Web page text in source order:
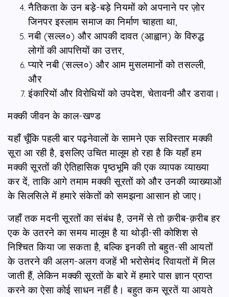
नैतिकता के उन बड़े-बड़े नियमों को अपनाने पर ज़ोर
जिनपर इस्लाम समाज का निर्माण चाहता था,
नबी (सल्ल०) और आपकी दावत (आह्वान) के विरुद्ध
लोगों की आपत्तियों का उत्तर,
प्यारे नबी (सल्ल०) और आम मुसलमानों को तसल्ली,
और
इंकारियों और विरोधियों को उपदेश, चेतावनी और डरावा।
मक्‍की जीवन के काल-खण्ड
यहाँ चूँकि पहली बार पढ़नेवालों के सामने एक सविस्तार मक्की
सूरा आ रही है, इसलिए उचित मालूम हो रहा है कि यहाँ हम
मक्की सूरतों की ऐतिहासिक पृष्ठभूमि की एक व्यापक व्याख्या
कर दें, ताकि आगे तमाम मक्की सूरतों को और उनकी व्याख्याओं
के सिलसिले में हमारे संकेतों को समझना आसान हो जाए।
जहाँ तक मदनी सूरतों का संबंध है, उनमें से तो क़रीब-क़रीब हर
एक के उतरने का समय मालूम है या थोड़ी-सी कोशिश से
निश्चित किया जा सकता है, बल्कि इनकी तो बहुत-सी आयतों
के उतरने की अलग-अलग वजहें भी भरोसेमंद रिवायतों में मिल
जाती हैं, लेकिन मक्की सूरतों के बारे में हमारे पास ज्ञान प्राप्त
करने का ऐसा कोई साधन नहीं है। बहुत कम सूरतें या आयते